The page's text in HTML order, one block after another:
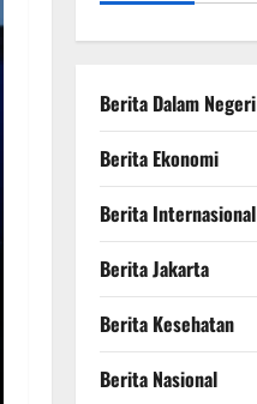
Berita Dalam Negeri
Berita Ekonomi
Berita Internasional
Berita Jakarta
Berita Kesehatan
Berita Nasional